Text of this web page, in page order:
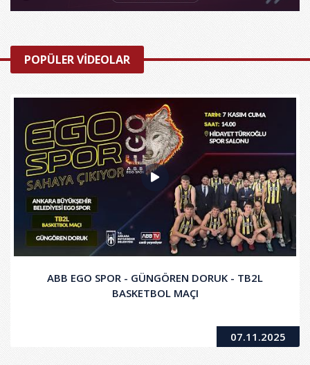
POPÜLER VİDEOLAR
ABB EGO SPOR - GÜNGÖREN DORUK - TB2L
BASKETBOL MAÇI
07.11.2025